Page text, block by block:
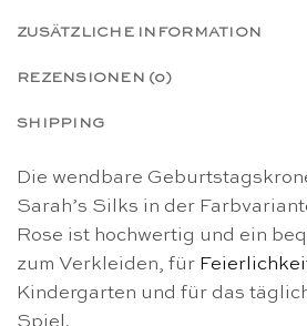
ZUSÄTZLICHE INFORMATION
REZENSIONEN (0)
SHIPPING
Die wendbare
Sarah’s Silks in der
Rose ist hochwertig und ein
zum Verkleiden, für
Kindergarten und für das